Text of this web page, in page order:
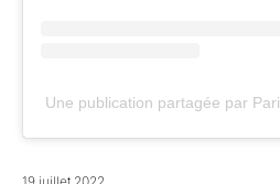
Une publication partagée par